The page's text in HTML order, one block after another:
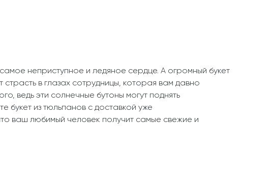
неприступное и ледяное сердце. А огромный букет
в глазах сотрудницы, которая вам давно
ведь эти солнечные бутоны могут поднять
букет из тюльпанов с доставкой уже
ваш любимый человек получит самые свежие и